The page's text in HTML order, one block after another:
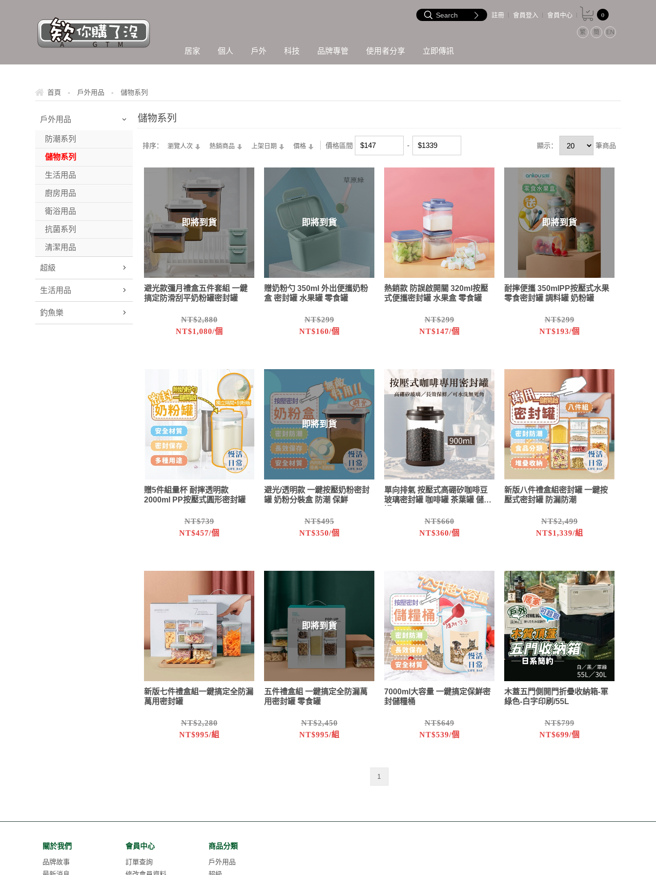
註冊 會員登入 會員中心 0
繁 簡 EN
居家 個人 戶外 科技 品牌專管 使用者分享 立即傳訊
首頁 - 戶外用品 - 儲物系列
戶外用品
防潮系列
儲物系列
生活用品
廚房用品
衛浴用品
抗菌系列
清潔用品
超級
生活用品
釣魚樂
儲物系列
排序： 瀏覽人次 熱銷商品 上架日期 價格 價格區間 顯示： 筆商品
即將到貨
避光款彌月禮盒五件套組 一鍵
搞定防滑刮平奶粉罐密封罐
NT$2,880
NT$1,080/個
即將到貨
贈奶粉勺 350ml 外出便攜奶粉
盒 密封罐 水果罐 零食罐
NT$299
NT$160/個
熱銷款 防誤啟開關 320ml按壓
式便攜密封罐 水果盒 零食罐
NT$299
NT$147/個
即將到貨
耐摔便攜 350mlPP按壓式水果
零食密封罐 調料罐 奶粉罐
NT$299
NT$193/個
贈5件組量杯 耐摔透明款
2000ml PP按壓式圓形密封罐
NT$739
NT$457/個
即將到貨
避光/透明款 一鍵按壓奶粉密封
罐 奶粉分裝盒 防潮 保鮮
NT$495
NT$350/個
單向排氣 按壓式高硼矽咖啡豆
玻璃密封罐 咖啡罐 茶葉罐 儲存
NT$660
NT$360/個
新版八件禮盒組密封罐 一鍵按
壓式密封罐 防漏防潮
NT$2,499
NT$1,339/組
新版七件禮盒組一鍵搞定全防漏
萬用密封罐
NT$2,280
NT$995/組
即將到貨
五件禮盒組 一鍵搞定全防漏萬
用密封罐 零食罐
NT$2,450
NT$995/組
7000ml大容量 一鍵搞定保鮮密
封儲糧桶
NT$649
NT$539/個
木蓋五門側開門折疊收納箱-軍
綠色-白字印刷/55L
NT$799
NT$699/個
1
關於我們
品牌故事
會員中心
訂單查詢
商品分類
戶外用品